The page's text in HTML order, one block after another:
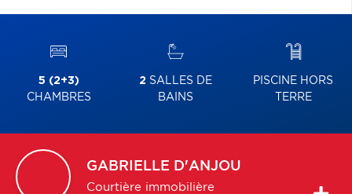
5 (2+3)
CHAMBRES
2 SALLES DE
BAINS
PISCINE HORS
TERRE
GABRIELLE D'ANJOU
Courtière immobilière